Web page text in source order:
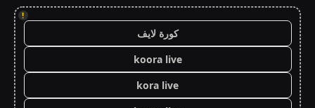
!
كورة لايف
koora live
kora live